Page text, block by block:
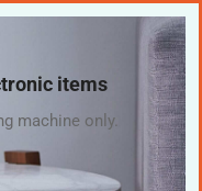
items
machine only.